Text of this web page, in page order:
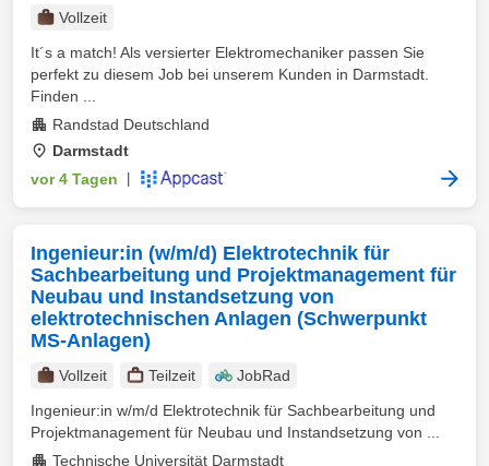
Vollzeit
It´s a match! Als versierter Elektromechaniker passen Sie
perfekt zu diesem Job bei unserem Kunden in Darmstadt.
Finden ...
Randstad Deutschland
Darmstadt
vor 4 Tagen
Ingenieur:in (w/m/d) Elektrotechnik für
Sachbearbeitung und Projektmanagement für
Neubau und Instandsetzung von
elektrotechnischen Anlagen (Schwerpunkt
MS-Anlagen)
Vollzeit Teilzeit
JobRad
Ingenieur:in w/m/d Elektrotechnik für Sachbearbeitung und
Projektmanagement für Neubau und Instandsetzung von ...
Technische Universität Darmstadt